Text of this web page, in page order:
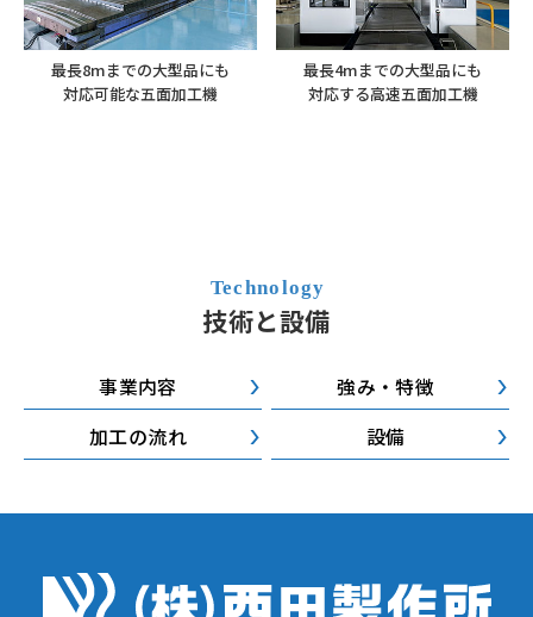
最長8mまでの大型品にも
対応可能な五面加工機
最長4mまでの大型品にも
対応する高速五面加工機
技術と設備
事業内容
強み・特徴
加工の流れ
設備